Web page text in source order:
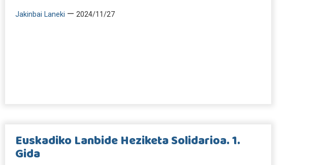
Jakinbai Laneki — 2024/11/27
Euskadiko Lanbide Heziketa Solidarioa. 1.
Gida